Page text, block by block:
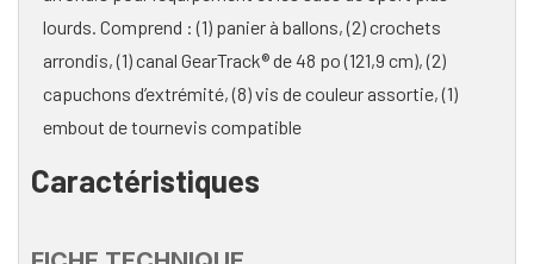
lourds. Comprend : (1) panier à ballons, (2) crochets
arrondis, (1) canal GearTrack® de 48 po (121,9 cm), (2)
capuchons d’extrémité, (8) vis de couleur assortie, (1)
embout de tournevis compatible
Caractéristiques